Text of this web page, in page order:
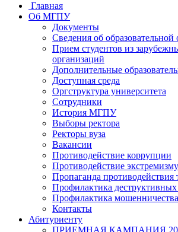
Главная
Об МГПУ
Документы
Сведения об образовательной
Прием студентов из
организаций
Дополнительные
Доступная среда
Оргструктура университета
Сотрудники
История МГПУ
Выборы ректора
Ректоры вуза
Вакансии
Противодействие коррупции
Противодействие
Пропаганда противодействия
Профилактика
Профилактика мошенничества
Контакты
Абитуриенту
ПРИЕМНАЯ КАМПАНИЯ